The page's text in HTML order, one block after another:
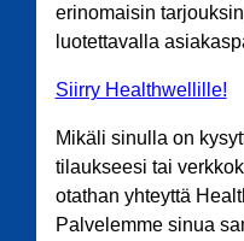
erinomaisin
luotettavalla
Siirry Healthwellille!
Mikäli sinulla on
tilaukseesi tai
otathan yhteyttä
Palvelemme sinua